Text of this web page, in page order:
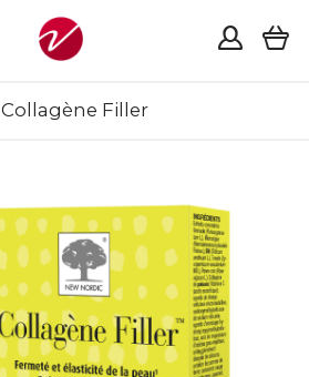
Collagène Filler